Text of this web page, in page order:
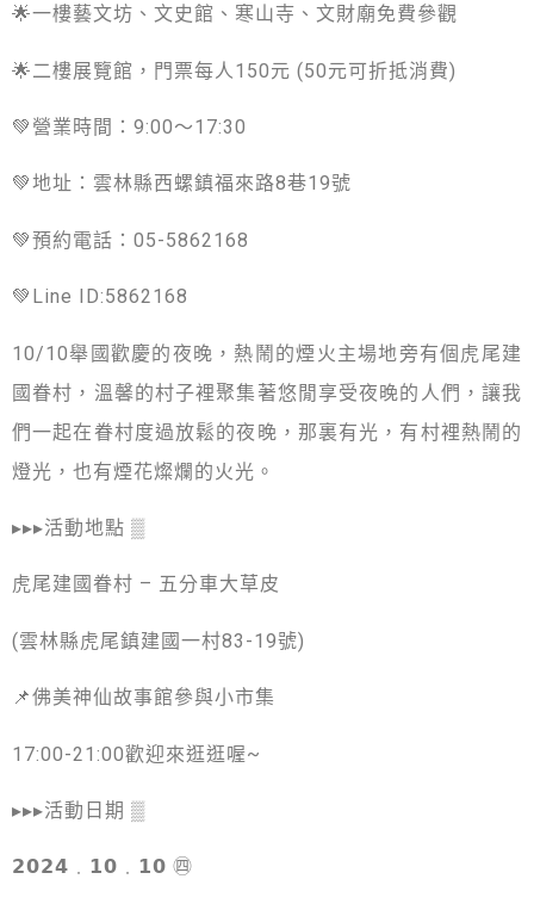
🌟一樓藝文坊、文史館、寒山寺、文財廟免費參觀
🌟二樓展覽館，門票每人150元 (50元可折抵消費)
💚營業時間：9:00～17:30
💚地址：雲林縣西螺鎮福來路8巷19號
💚預約電話：05-5862168
💚Line ID:5862168
10/10舉國歡慶的夜晚，熱鬧的煙火主場地旁有個虎尾建
國眷村，溫馨的村子裡聚集著悠閒享受夜晚的人們，讓我
們一起在眷村度過放鬆的夜晚，那裏有光，有村裡熱鬧的
燈光，也有煙花燦爛的火光。
▸▸▸活動地點 ▒
虎尾建國眷村 – 五分車大草皮
(雲林縣虎尾鎮建國一村83-19號)
📌佛美神仙故事館參與小市集
17:00-21:00歡迎來逛逛喔~
▸▸▸活動日期 ▒
𝟮𝟬𝟮𝟰﹒𝟭𝟬﹒𝟭𝟬 ㊃